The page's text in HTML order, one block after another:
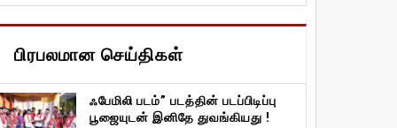
பிரபலமான செய்திகள்
ஃபேமிலி படம்” படத்தின் படப்பிடிப்பு
பூஜையுடன் இனிதே துவங்கியது !